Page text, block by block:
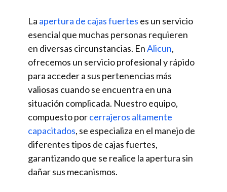
La apertura de cajas fuertes es un servicio
esencial que muchas personas requieren
en diversas circunstancias. EnAlicun,
ofrecemos un servicio profesional y rápido
para acceder a sus pertenencias más
valiosas cuando se encuentra en una
situación complicada. Nuestro equipo,
compuesto porcerrajeros altamente
capacitados, se especializa en el manejo de
diferentes tipos de cajas fuertes,
garantizando que se realice la apertura sin
dañar sus mecanismos.